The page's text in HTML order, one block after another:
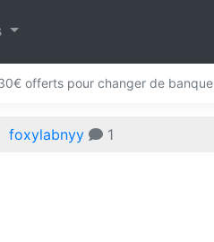
offerts pour changer de banque
par